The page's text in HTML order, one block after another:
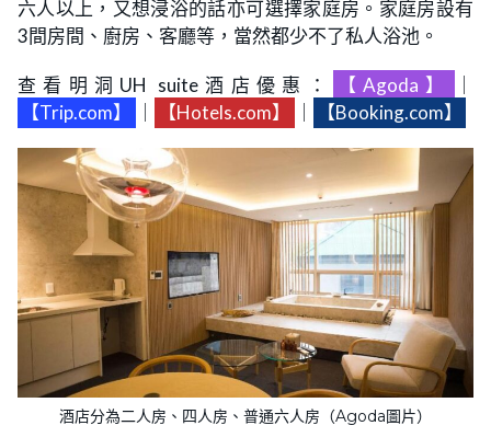
六人以上，又想浸浴的話亦可選擇家庭房。家庭房設有
3間房間、廚房、客廳等，當然都少不了私人浴池。
查看明洞UH suite酒店優惠： 【Agoda】
【Trip.com】
【Hotels.com】 【Booking.com】
酒店分為二人房、四人房、普通六人房（Agoda圖片）